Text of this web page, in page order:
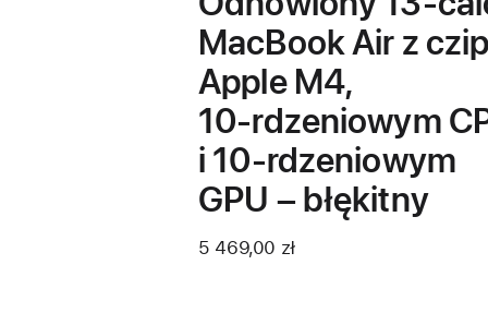
MacBook Air z
Apple M4,
10‑rdzeniowym
i 10‑rdzeniowym
GPU – błękitny
5 469,00 zł